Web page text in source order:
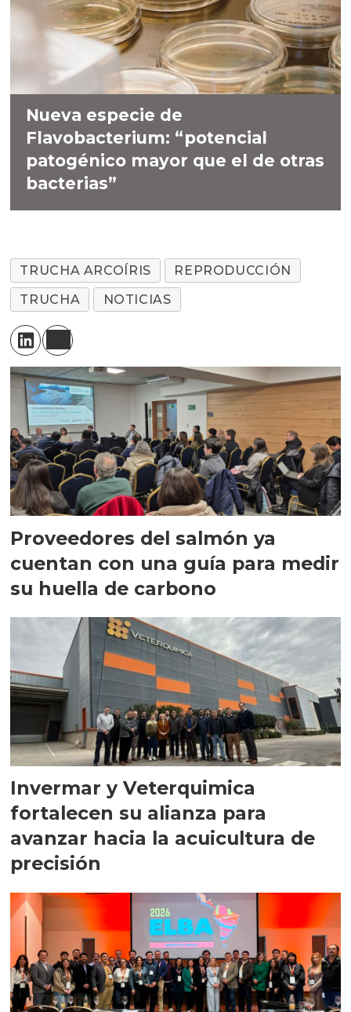
Nueva especie de
Flavobacterium: “potencial
patogénico mayor que el de otras
bacterias”
TRUCHA ARCOÍRIS
REPRODUCCIÓN
TRUCHA
NOTICIAS
Proveedores del salmón ya
cuentan con una guía para medir
su huella de carbono
Invermar y Veterquimica
fortalecen su alianza para
avanzar hacia la acuicultura de
precisión